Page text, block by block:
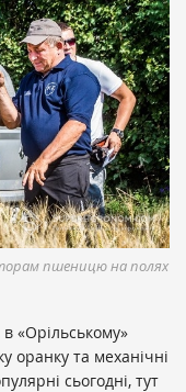
пшеницю на полях
«Орільському»
оранку та механічні
сьогодні, тут